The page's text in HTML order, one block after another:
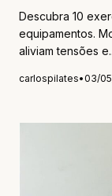
Descubra 10
equipamentos.
aliviam tensões
carlospilates•03/